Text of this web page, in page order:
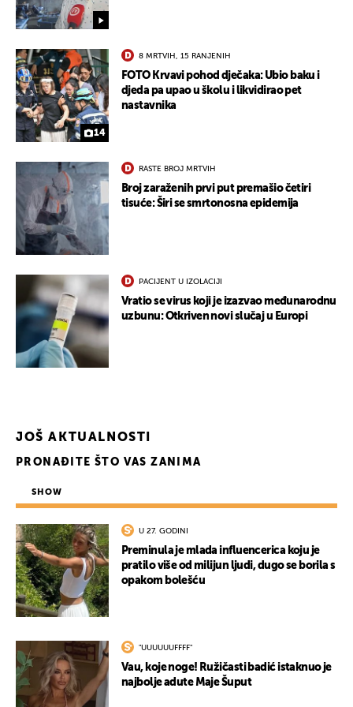
14
8 MRTVIH, 15 RANJENIH
FOTO Krvavi pohod dječaka: Ubio baku i
djeda pa upao u školu i likvidirao pet
nastavnika
RASTE BROJ MRTVIH
Broj zaraženih prvi put premašio četiri
tisuće: Širi se smrtonosna epidemija
PACIJENT U IZOLACIJI
Vratio se virus koji je izazvao međunarodnu
uzbunu: Otkriven novi slučaj u Europi
JOŠ AKTUALNOSTI
PRONAĐITE ŠTO VAS ZANIMA
SHOW
U 27. GODINI
Preminula je mlada influencerica koju je
pratilo više od milijun ljudi, dugo se borila s
opakom bolešću
"UUUUUUFFFF"
Vau, koje noge! Ružičasti badić istaknuo je
najbolje adute Maje Šuput